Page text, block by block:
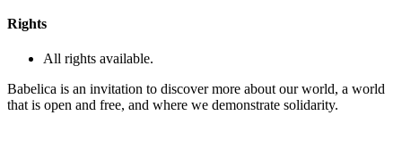
Rights
All rights available.
Babelica is an invitation to discover more about our world, a world
that is open and free, and where we demonstrate solidarity.